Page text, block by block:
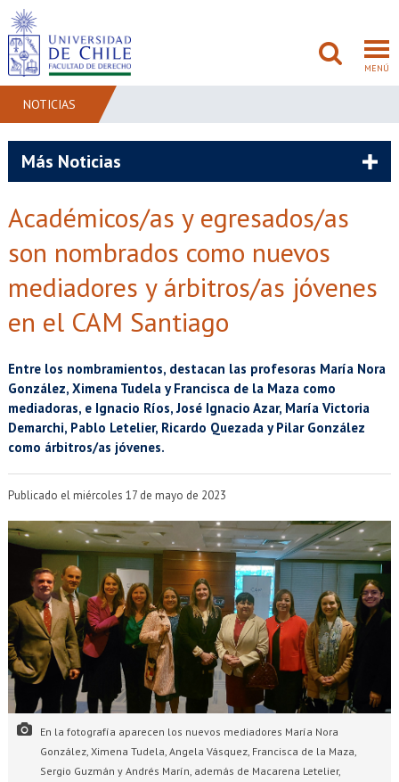
MENÚ
POSTGRADO
ADMISIÓN
INVESTIGACIÓN
BIBLIOTECAS
EXTENSIÓN
Académicos Estudiantes
NOTICIAS
Más Noticias
Académicos/as y egresados/as
son nombrados como nuevos
mediadores y árbitros/as jóvenes
en el CAM Santiago
Entre los nombramientos, destacan las profesoras María Nora
González, Ximena Tudela y Francisca de la Maza como
mediadoras, e Ignacio Ríos, José Ignacio Azar, María Victoria
Demarchi, Pablo Letelier, Ricardo Quezada y Pilar González
como árbitros/as jóvenes.
Publicado el miércoles 17 de mayo de 2023
En la fotografía aparecen los nuevos mediadores María Nora
González, Ximena Tudela, Angela Vásquez, Francisca de la Maza,
Sergio Guzmán y Andrés Marín, además de Macarena Letelier,